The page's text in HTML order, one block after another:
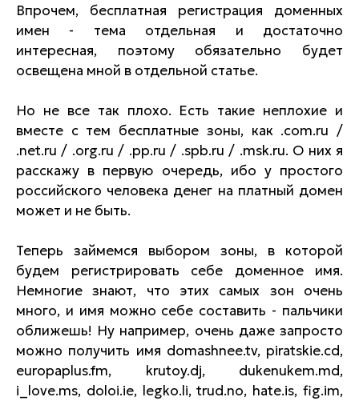
Впрочем, бесплатная регистрация доменных
имен - тема отдельная и достаточно
интересная, поэтому обязательно будет
освещена мной в отдельной статье.
Но не все так плохо. Есть такие неплохие и
вместе с тем бесплатные зоны, как .com.ru /
.net.ru / .org.ru / .pp.ru / .spb.ru / .msk.ru. О них я
расскажу в первую очередь, ибо у простого
российского человека денег на платный домен
может и не быть.
Теперь займемся выбором зоны, в которой
будем регистрировать себе доменное имя.
Немногие знают, что этих самых зон очень
много, и имя можно себе составить - пальчики
оближешь! Ну например, очень даже запросто
можно получить имя domashnee.tv, piratskie.cd,
europaplus.fm, krutoy.dj, dukenukem.md,
i_love.ms, doloi.ie, legko.li, trud.no, hate.is, fig.im,